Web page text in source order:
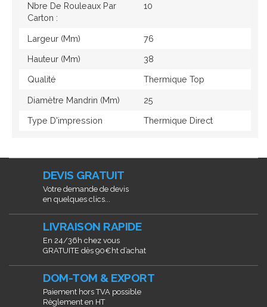
Nbre De Rouleaux Par
Carton :
10
Largeur (mm) 76
Hauteur (mm) 38
Qualité Thermique Top
Diamètre Mandrin (mm) 25
Type D'impression Thermique Direct
DEVIS GRATUIT
Votre demande de devis
en quelques clics...
LIVRAISON RAPIDE
En 24/36h chez vous
GRATUITE dès 90€ht d’achat
DOM-TOM & EXPORT
Paiement hors TVA possible
Règlement en HT